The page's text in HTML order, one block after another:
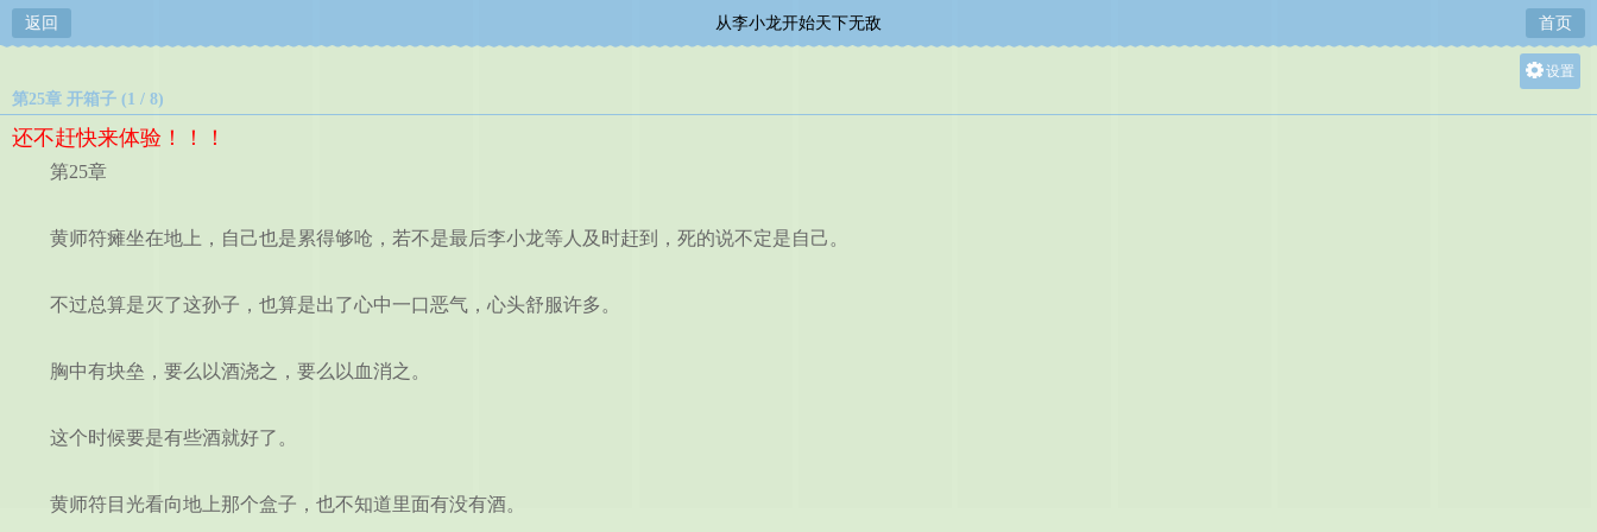
返回 从李小龙开始天下无敌 首页
设置
第25章 开箱子 (1 / 8)
还不赶快来体验！！！
第25章
黄师符瘫坐在地上，自己也是累得够呛，若不是最后李小龙等人及时赶到，死的说不定是自己。
不过总算是灭了这孙子，也算是出了心中一口恶气，心头舒服许多。
胸中有块垒，要么以酒浇之，要么以血消之。
这个时候要是有些酒就好了。
黄师符目光看向地上那个盒子，也不知道里面有没有酒。